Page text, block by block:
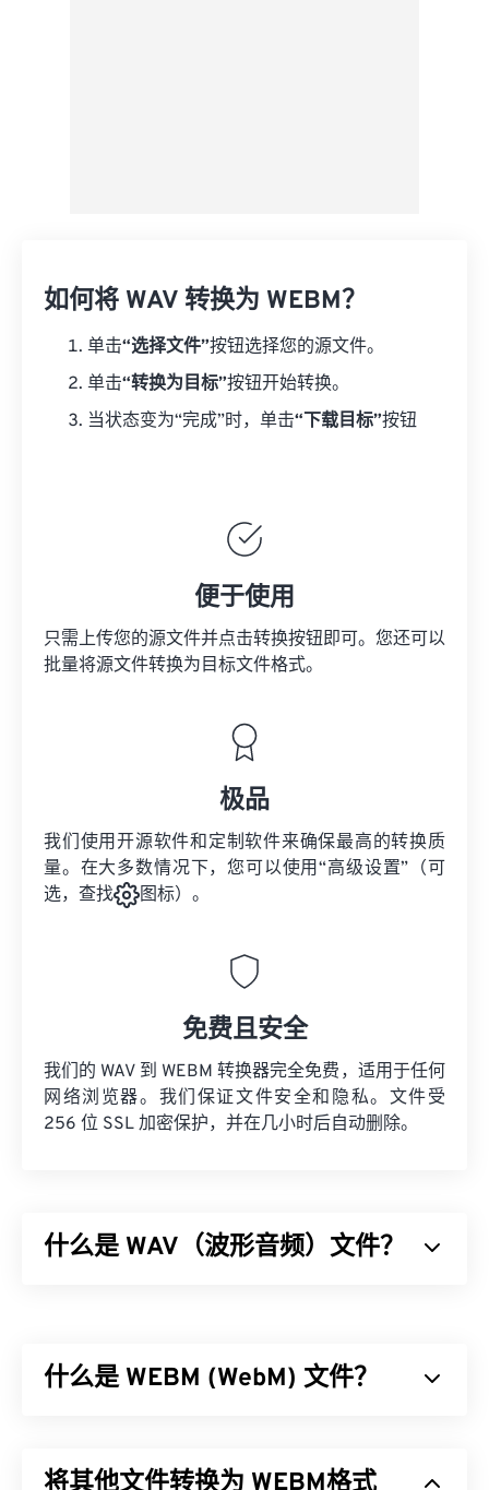
如何将 WAV 转换为 WEBM？
单击“选择文件”按钮选择您的源文件。
单击“转换为目标”按钮开始转换。
当状态变为“完成”时，单击“下载目标”按钮
便于使用
只需上传您的源文件并点击转换按钮即可。您还可以
批量将源文件转换为目标文件格式。
极品
我们使用开源软件和定制软件来确保最高的转换质
量。在大多数情况下，您可以使用“高级设置”（可
选，查找
图标）。
免费且安全
我们的 WAV 到 WEBM 转换器完全免费，适用于任何
网络浏览器。我们保证文件安全和隐私。文件受
256 位 SSL 加密保护，并在几小时后自动删除。
什么是 WAV（波形音频）文件？
文件大得多，因此不太适合消费者在便携式播放器上
什么是 WEBM (WebM) 文件？
它支持章节、字幕、副标题、元数据标签、流媒体、